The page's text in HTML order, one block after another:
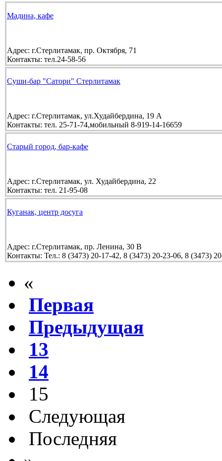
Мадина, кафе
Адрес: г.Стерлитамак, пр. Октября, 71
Контакты: тел.24-58-56
Суши-бар "Сатори" Стерлитамак
Адрес: г.Стерлитамак, ул.Худайбердина, 19 А
Контакты: тел. 25-71-74,мобильный 8-919-14-16659
Старый город, бар-кафе
Адрес: г.Стерлитамак, ул. Худайбердина, 22
Контакты: тел. 21-95-08
Куганак, центр досуга
Адрес: г.Стерлитамак, пр. Ленина, 30 В
Контакты: Тел.: 8 (3473) 20-17-42, 8 (3473) 20-23-06, 8 (3473)
«
Первая
Предыдущая
13
14
15
Следующая
Последняя